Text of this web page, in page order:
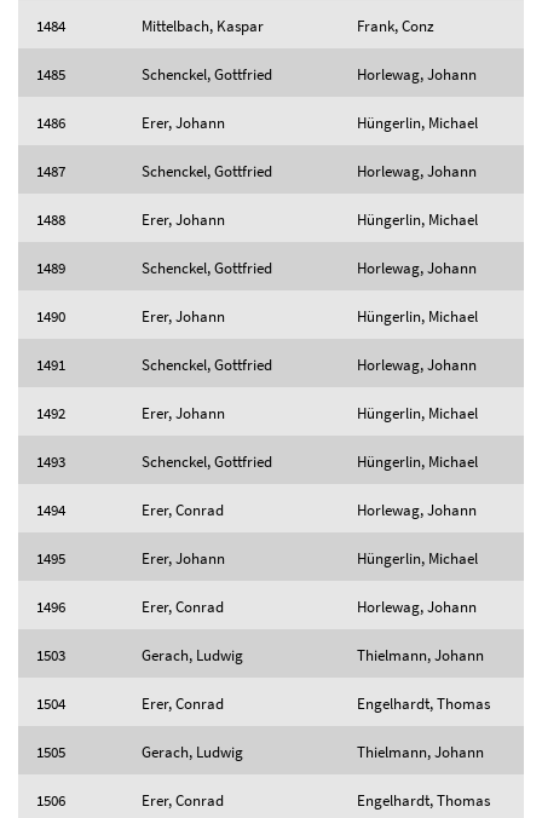
1484 Mittelbach, Kaspar Frank, Conz
1485 Schenckel, Gottfried Horlewag, Johann
1486 Erer, Johann Hüngerlin, Michael
1487 Schenckel, Gottfried Horlewag, Johann
1488 Erer, Johann Hüngerlin, Michael
1489 Schenckel, Gottfried Horlewag, Johann
1490 Erer, Johann Hüngerlin, Michael
1491 Schenckel, Gottfried Horlewag, Johann
1492 Erer, Johann Hüngerlin, Michael
1493 Schenckel, Gottfried Hüngerlin, Michael
1494 Erer, Conrad Horlewag, Johann
1495 Erer, Johann Hüngerlin, Michael
1496 Erer, Conrad Horlewag, Johann
1503 Gerach, Ludwig Thielmann, Johann
1504 Erer, Conrad Engelhardt, Thomas
1505 Gerach, Ludwig Thielmann, Johann
1506 Erer, Conrad Engelhardt, Thomas